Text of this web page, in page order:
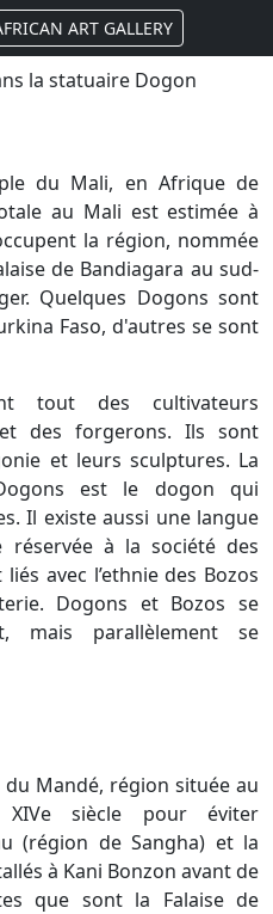
ART GALLERY
la statuaire Dogon
du Mali, en Afrique de
au Mali est estimée à
la région, nommée
de Bandiagara au sud-
Quelques Dogons sont
Faso, d'autres se sont
tout des cultivateurs
des forgerons. Ils sont
et leurs sculptures. La
est le dogon qui
Il existe aussi une langue
réservée à la société des
avec l’ethnie des Bozos
Dogons et Bozos se
mais parallèlement se
Mandé, région située au
siècle pour éviter
(région de Sangha) et la
à Kani Bonzon avant de
que sont la Falaise de